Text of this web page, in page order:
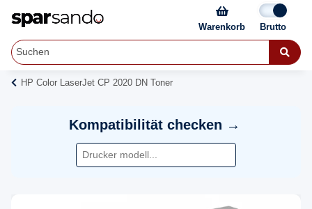
Warenkorb
HP Color LaserJet CP 2020 DN Toner
Kompatibilität checken →